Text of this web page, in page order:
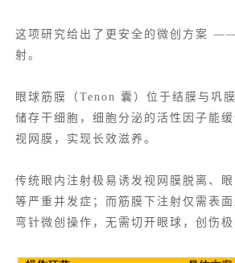
这项研究给出了更安全的微创方案
射。
眼球筋膜（ Tenon 囊 ）位于结膜与巩
储存干细胞，细胞分泌的活性因子能
视网膜，实现长效滋养。
传统眼内注射极易诱发视网膜脱离、
等严重并发症；而筋膜下注射仅需表
弯针微创操作，无需切开眼球，创伤极